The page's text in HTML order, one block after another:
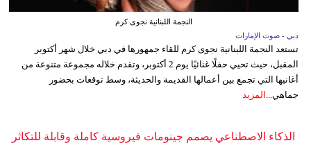
النجمة اللبنانية نجوى كرم
دبي - صوت الإمارات
تستعد النجمة اللبنانية نجوى كرم للقاء جمهورها في دبي خلال شهر أكتوبر
المقبل، حيث تحيي حفلًا غنائيًا يوم 2 أكتوبر، وتقدم خلاله مجموعة متنوعة من
أغانيها التي تجمع بين أعمالها القديمة والحديثة، وسط توقعات بحضور
جماهي... المزيد
الذكاء الاصطناعي يصمم جينومات فيروسية كاملة وقابلة للتكاثر